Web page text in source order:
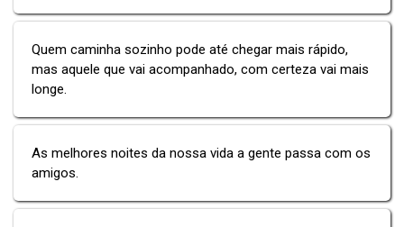
Quem caminha sozinho pode até chegar mais rápido,
mas aquele que vai acompanhado, com certeza vai mais
longe.
As melhores noites da nossa vida a gente passa com os
amigos.